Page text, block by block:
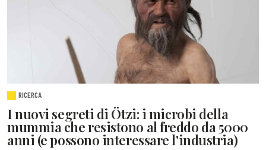
RICERCA
I nuovi segreti di Ötzi: i microbi della
mummia che resistono al freddo da 5000
anni (e possono interessare l'industria)